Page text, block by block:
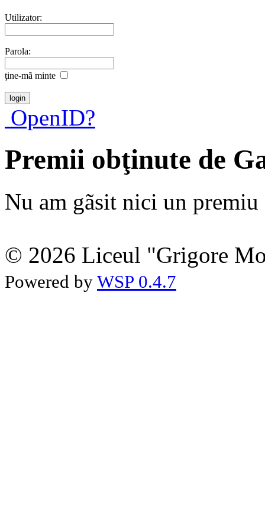
Utilizator:
Parola:
ţine-mã minte
OpenID?
Premii obţinute de
Nu am gãsit nici un premiu
© 2026 Liceul "Grigore
Powered by WSP 0.4.7